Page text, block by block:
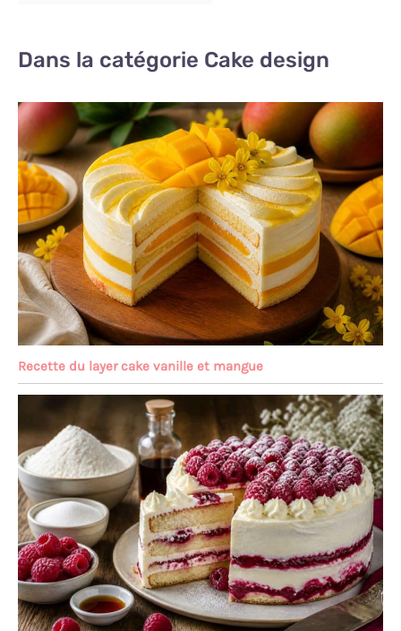
Dans la catégorie Cake design
Recette du layer cake vanille et mangue